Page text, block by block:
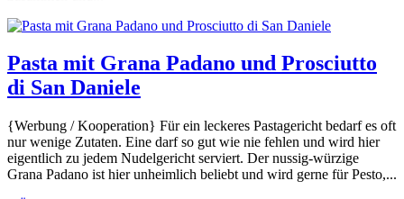
Pasta mit Grana Padano und Prosciutto
di San Daniele
{Werbung / Kooperation} Für ein leckeres Pastagericht bedarf es oft
nur wenige Zutaten. Eine darf so gut wie nie fehlen und wird hier
eigentlich zu jedem Nudelgericht serviert. Der nussig-würzige
Grana Padano ist hier unheimlich beliebt und wird gerne für Pesto,...